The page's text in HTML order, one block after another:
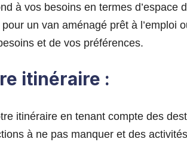
à vos besoins en termes d’espace
un van aménagé prêt à l’emploi
et de vos préférences.
itinéraire :
itinéraire en tenant compte des
à ne pas manquer et des